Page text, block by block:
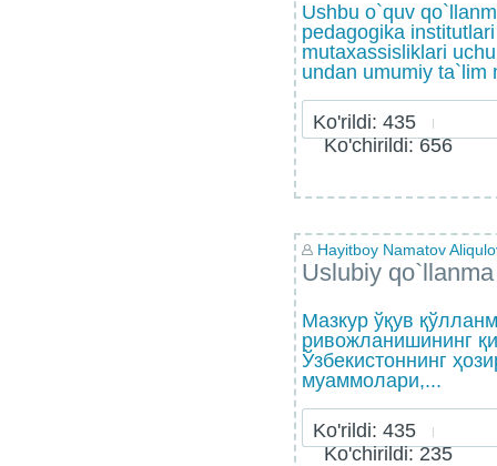
Ushbu o`quv
pedagogika
mutaxassisliklari
undan umumiy ta`lim
Ko'rildi: 435
Ko'chirildi: 656
Hayitboy Namatov
Uslubiy qo`llanma
Мазкур ўқув
ривожланишининг
Ўзбекистоннинг
муаммолари,...
Ko'rildi: 435
Ko'chirildi: 235